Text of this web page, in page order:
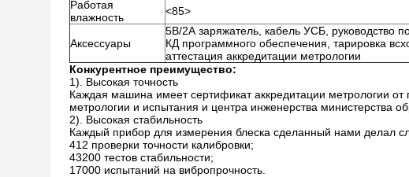
Работая
влажность
<85>
Аксессуары
5В/2А заряжатель, кабель УСБ, руководство по
КД программного обеспечения, тарировка
аттестация аккредитации метрологии
Конкурентное преимущество:
1). Высокая точность
Каждая машина имеет сертификат аккредитации метрологии
метрологии и испытания и центра инженерства министерства
2). Высокая стабильность
Каждый прибор для измерения блеска сделанный нами делал
412 проверки точности калибровки;
43200 тестов стабильности;
17000 испытаний на вибропрочность.